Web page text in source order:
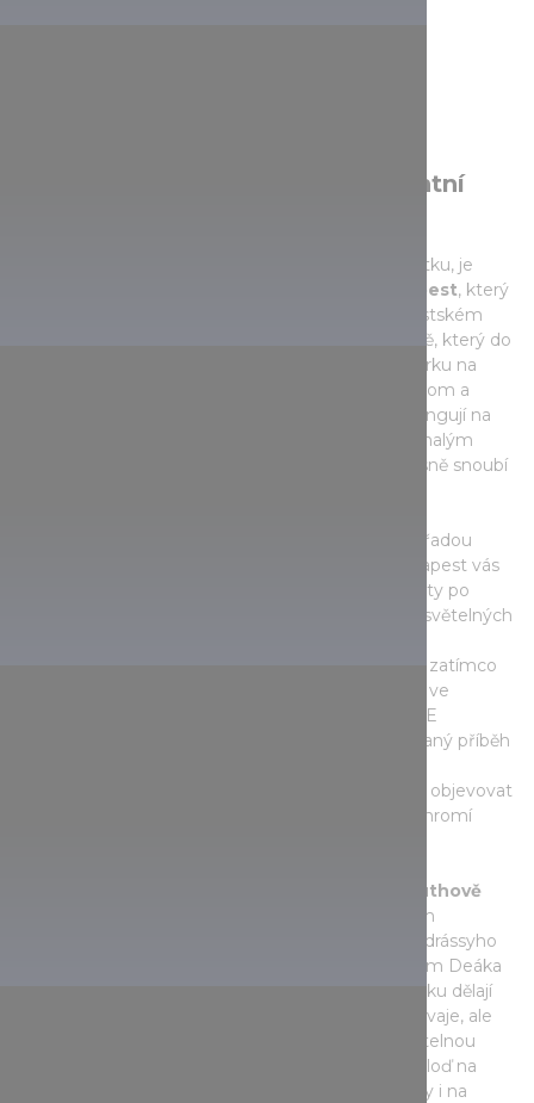
Možnosti programu mimo adventní
Pro ty, kteří touží po výjimečném svátečním zážitku, je
Happy Wonderland Budapest, který
se nachází v sousedství ikonického Kluziště v Městském
parku. Je to první vánoční zážitkový park ve městě, který do
zimních oslav vnáší hravou a veselou náladu. V parku na
malé i velké čeká ruské kolo, horská dráha, autodrom a
oslnivé světelné hry. Vstup je zdarma a atrakce fungují na
žetonový systém. Tato kouzelná novinka je dokonalým
doplňkem sváteční nabídky města, kde se současně snoubí
Kromě tradičních vánočních trhů láká Budapešť i řadou
Budapest vás
provede kouzelnými zeměmi a pohádkovými světy po
chodníku lemovaném více než stovkou zářivých světelných
nadčasových pohádek a objevovat kouzelné říše, zatímco
hudba, světlo a interaktivní zážitky promění večer ve
skutečné dobrodružství. V botanické zahradě ELTE
(Füvészkert) letos Garden of Lights oživuje milovaný příběh
Návštěvníci se mohou projít kouzelnou zahradou, objevovat
scény a postavy z Země-Nezkrajiny, přičemž je ohromí
Kossuthově
a pokochat se téměř 23 metrů vysokým
Vánočním stromem krajiny, a pak se projet po Andrássyho
třídě, kde úsek mezi Náměstím hrdinů a Náměstím Deáka
Ference září ve skutečné záplavě světel. Procházku dělají
ještě kouzelnější krásně vyzdobené světelné tramvaje, ale
do kopcovité části města se můžete vyvézt i světelnou
zubačkou, nebo dokonce nastoupit na světelnou loď na
Dunaji. Návštěvníky čekají výjimečné zimní zážitky i na